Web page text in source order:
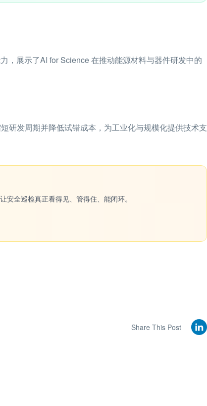
，展示了AI for Science 在推动能源材料与器件研发中的
研发周期并降低试错成本，为工业化与规模化提供技术支
安全巡检真正看得见、管得住、能闭环。
Share This Post